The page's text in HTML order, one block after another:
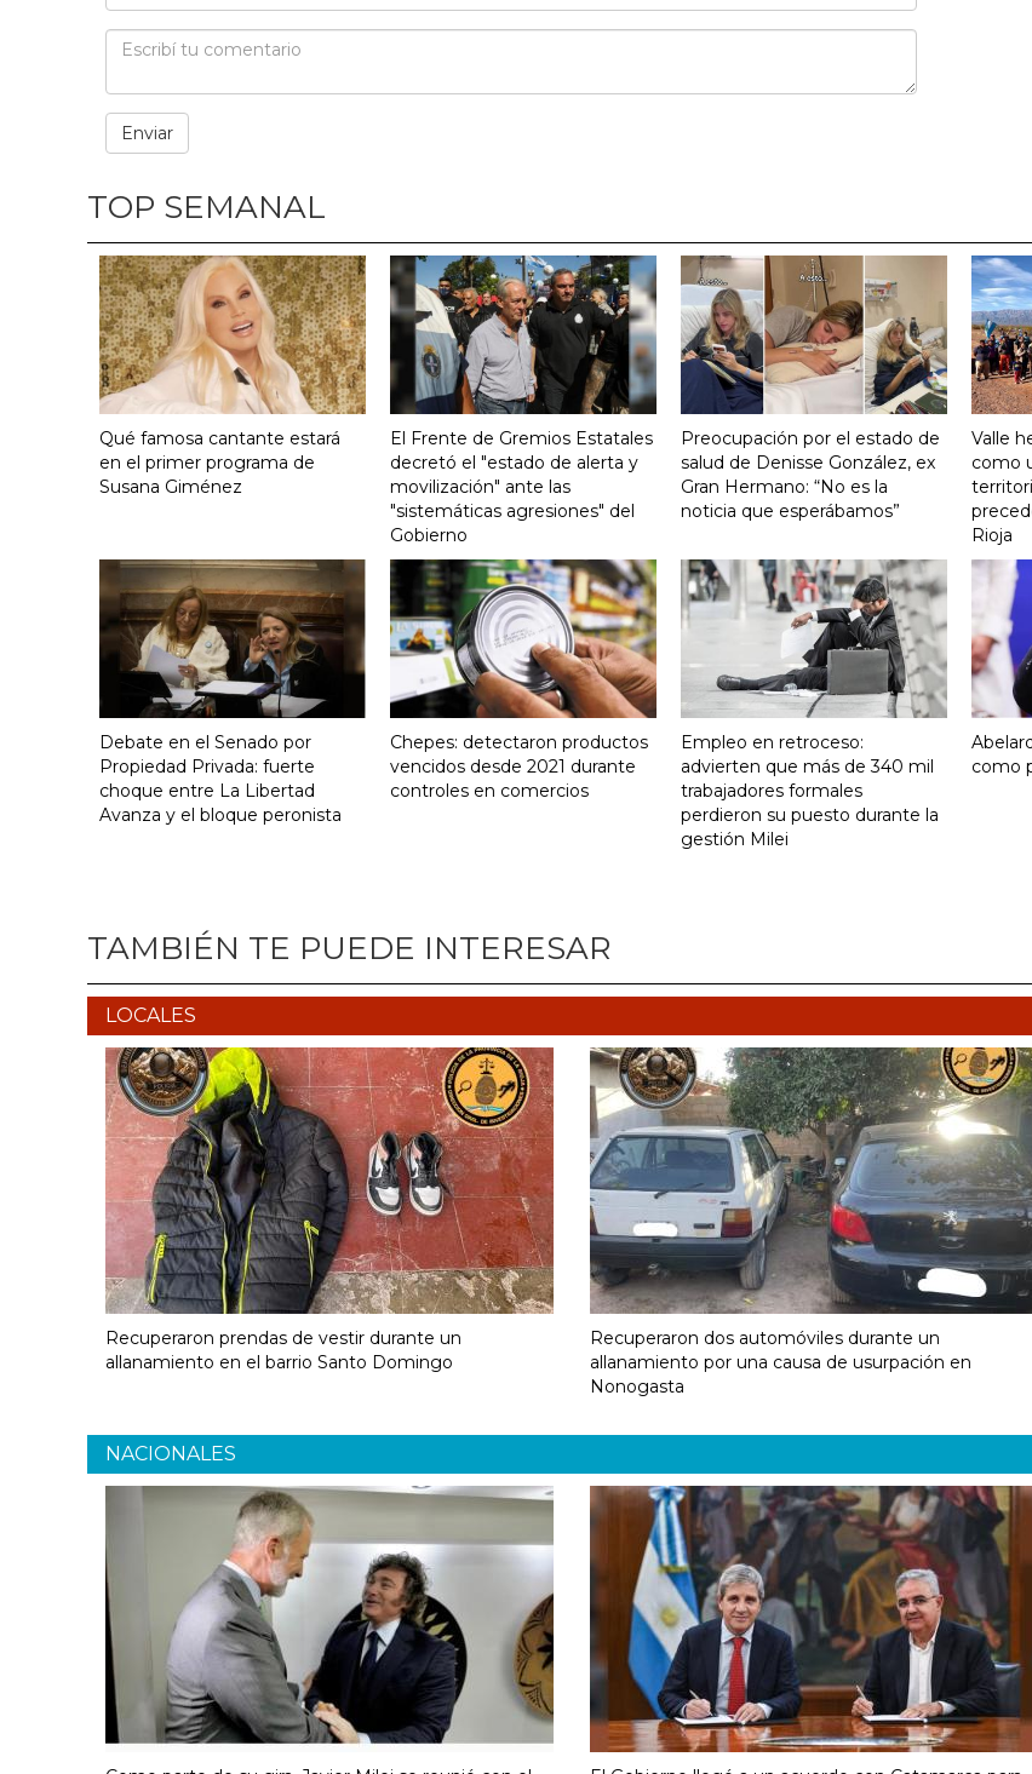
TOP SEMANAL
Qué famosa cantante estará
en el primer programa de
Susana Giménez
El Frente de Gremios Estatales
decretó el "estado de alerta y
movilización" ante las
"sistemáticas agresiones" del
Gobierno
Preocupación por el estado de
salud de Denisse González, ex
Gran Hermano: “No es la
noticia que esperábamos”
Valle
como
Rioja
Debate en el Senado por
Propiedad Privada: fuerte
choque entre La Libertad
Avanza y el bloque peronista
Chepes: detectaron productos
vencidos desde 2021 durante
controles en comercios
Empleo en retroceso:
advierten que más de 340 mil
trabajadores formales
perdieron su puesto durante la
gestión Milei
como
TAMBIÉN TE PUEDE INTERESAR
LOCALES
Recuperaron prendas de vestir durante un
allanamiento en el barrio Santo Domingo
Recuperaron dos automóviles durante un
allanamiento por una causa de usurpación en
Nonogasta
NACIONALES